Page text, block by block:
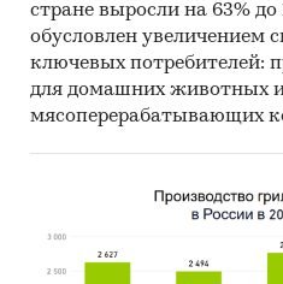
стране выросли на 63% до
обусловлен увеличением
ключевых потребителей:
для домашних животных
мясоперерабатывающих